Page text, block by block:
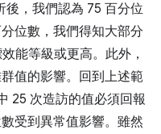
後，我們認為 75 百分位
位數，我們得知大部分
能等級或更高。此外，
值的影響。回到上述範
25 次造訪的值必須回報
受到異常值影響。雖然